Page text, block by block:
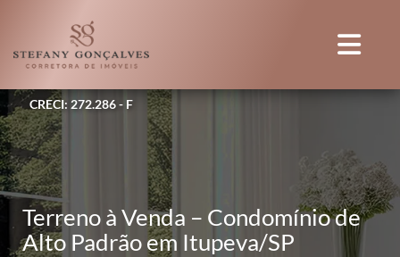
CRECI: 272.286 - F
Terreno à Venda – Condomínio de
Alto Padrão em Itupeva/SP